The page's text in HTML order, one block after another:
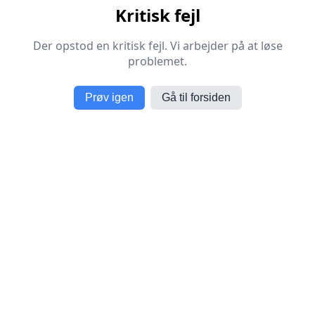
Kritisk fejl
Der opstod en kritisk fejl. Vi arbejder på at løse
problemet.
Prøv igen Gå til forsiden